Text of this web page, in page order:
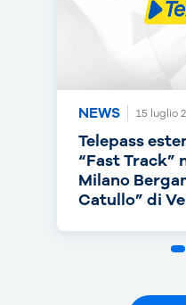
NEWS 15 luglio
Telepass
“Fast Track”
Milano
Catullo” di
NEWS 14 luglio
Telepass
torna on air
campagna
NEWS 30 giugno
Telepass
1° luglio
anche nei